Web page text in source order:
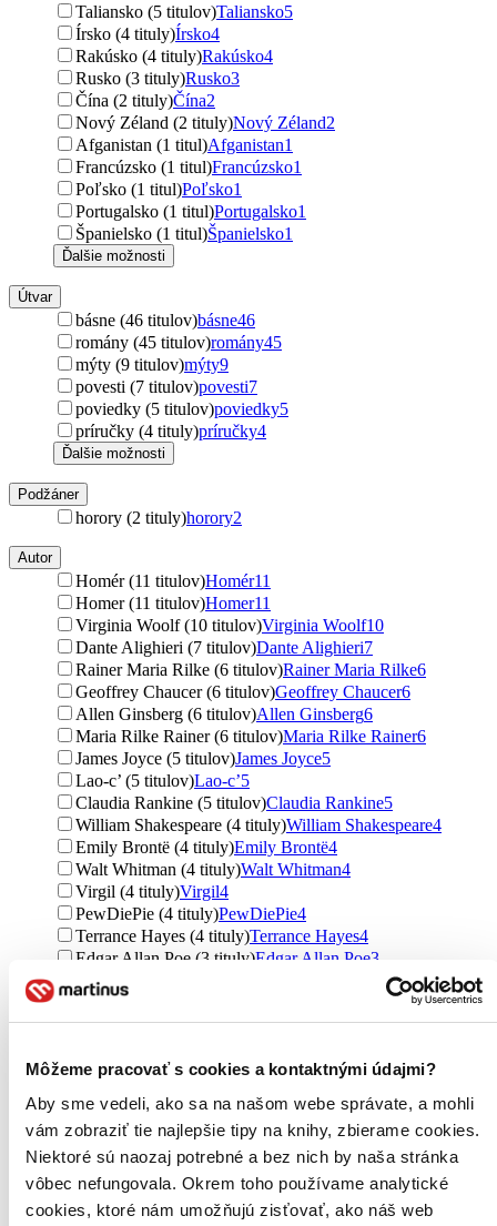
Môžeme pracovať s cookies a kontaktnými údajmi?
Aby sme vedeli, ako sa na našom webe správate, a mohli
vám zobraziť tie najlepšie tipy na knihy, zbierame cookies.
Niektoré sú naozaj potrebné a bez nich by naša stránka
vôbec nefungovala. Okrem toho používame analytické
cookies, ktoré nám umožňujú zisťovať, ako náš web
Taliansko (5 titulov)Taliansko5
Írsko (4 tituly)Írsko4
Rakúsko (4 tituly)Rakúsko4
Rusko (3 tituly)Rusko3
Čína (2 tituly)Čína2
Nový Zéland (2 tituly)Nový Zéland2
Afganistan (1 titul)Afganistan1
Francúzsko (1 titul)Francúzsko1
Poľsko (1 titul)Poľsko1
Portugalsko (1 titul)Portugalsko1
Španielsko (1 titul)Španielsko1
Ďalšie možnosti
Útvar
básne (46 titulov)básne46
romány (45 titulov)romány45
mýty (9 titulov)mýty9
povesti (7 titulov)povesti7
poviedky (5 titulov)poviedky5
príručky (4 tituly)príručky4
Ďalšie možnosti
Podžáner
horory (2 tituly)horory2
Autor
Homér (11 titulov)Homér11
Homer (11 titulov)Homer11
Virginia Woolf (10 titulov)Virginia Woolf10
Dante Alighieri (7 titulov)Dante Alighieri7
Rainer Maria Rilke (6 titulov)Rainer Maria Rilke6
Geoffrey Chaucer (6 titulov)Geoffrey Chaucer6
Allen Ginsberg (6 titulov)Allen Ginsberg6
Maria Rilke Rainer (6 titulov)Maria Rilke Rainer6
James Joyce (5 titulov)James Joyce5
Lao-c’ (5 titulov)Lao-c’5
Claudia Rankine (5 titulov)Claudia Rankine5
William Shakespeare (4 tituly)William Shakespeare4
Emily Brontë (4 tituly)Emily Brontë4
Walt Whitman (4 tituly)Walt Whitman4
Virgil (4 tituly)Virgil4
PewDiePie (4 tituly)PewDiePie4
Terrance Hayes (4 tituly)Terrance Hayes4
Edgar Allan Poe (3 tituly)Edgar Allan Poe3
John Milton (3 tituly)
John Keats (3 tituly)
Lao Tzu (3 tituly)Lao Tzu3
Taylor Samuel Coleridge (3 tituly)Taylor Samuel
Fyodor Dostoevsky (3 tituly)Fyodor Dostoevsky 3
Lewis Carroll (2 tituly)Lewis Carroll 2
Edgar Alan Poe (2 tituly)Edgar Alan Poe2
Charlie Higson (2 tituly)Charlie Higson2
Federico García Lorca (2 tituly)
Federico García Lorca
Stephen Fry (2 tituly)Stephen Fry2